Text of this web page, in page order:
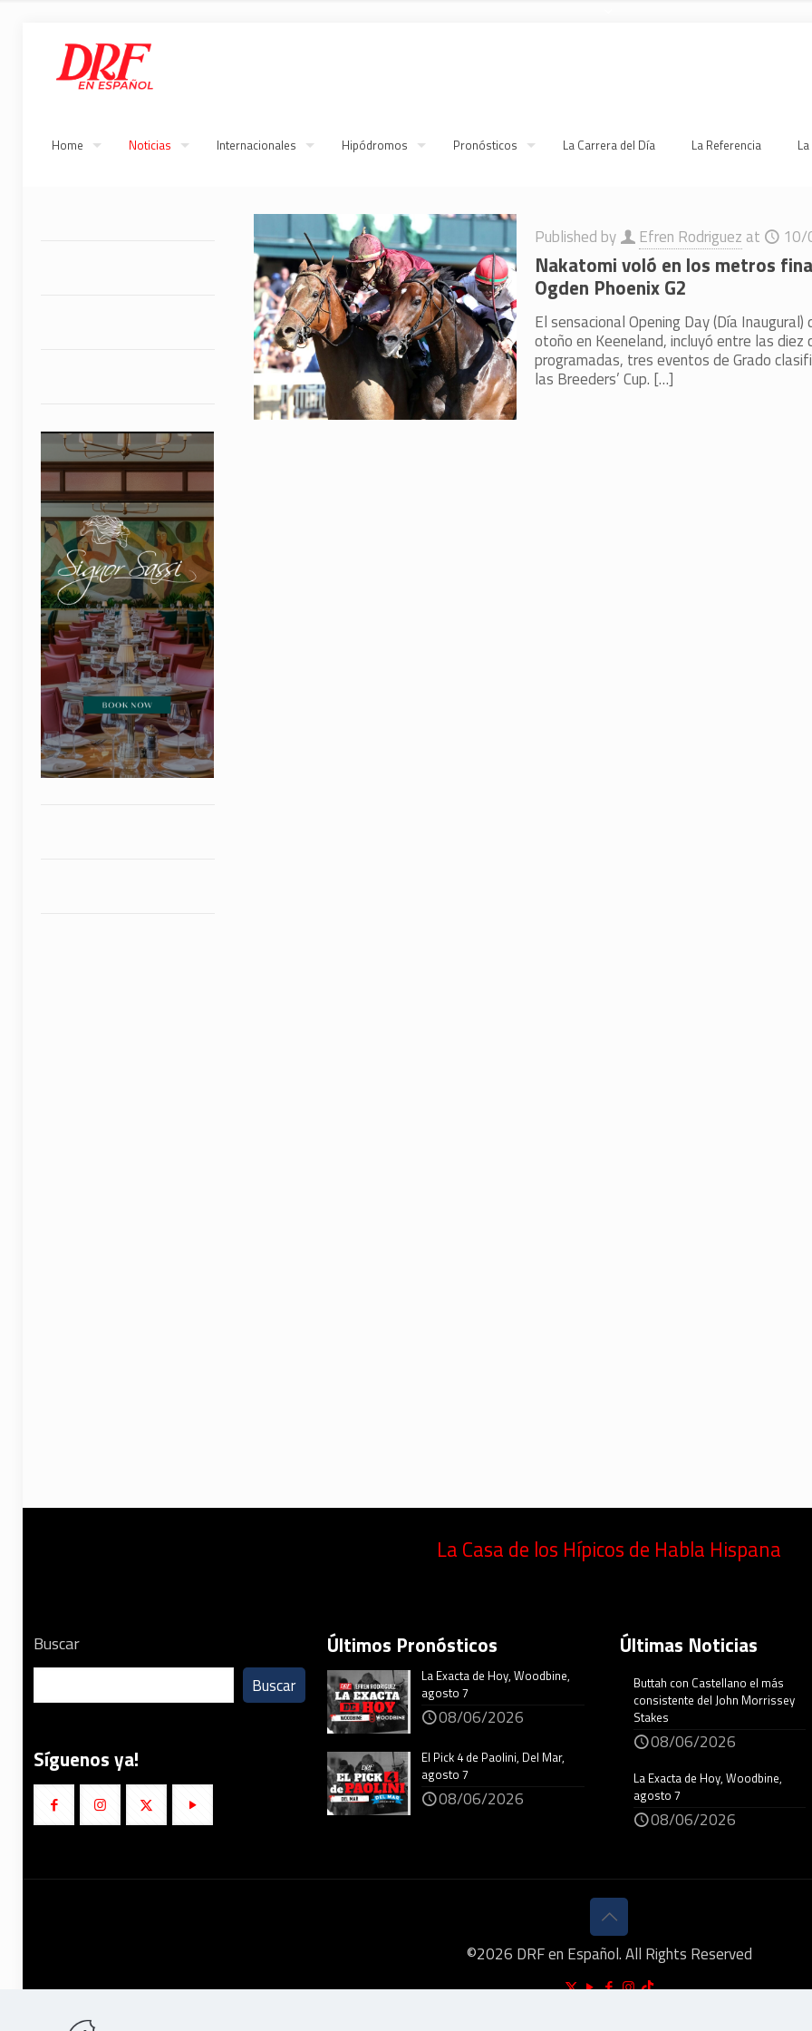
Home Noticias Internacionales Hipódromos Pronósticos La Carrera del Día La Referencia
Published by Efren Rodriguez at 10/
Nakatomi voló en los metros
Ogden Phoenix G2
El sensacional Opening Day (Día
otoño en Keeneland, incluyó entre las diez
programadas, tres eventos de Grado
las Breeders’ Cup. […]
La Casa de los Hípicos de Habla Hispana
Buscar
Buscar
Síguenos ya!
Últimos Pronósticos
La Exacta de Hoy, Woodbine,
agosto 7
08/06/2026
El Pick 4 de Paolini, Del Mar,
agosto 7
08/06/2026
Últimas Noticias
Buttah con Castellano el más
consistente del John Morrissey
Stakes
08/06/2026
La Exacta de Hoy, Woodbine,
agosto 7
08/06/2026
©2026 DRF en Español. All Rights Reserved